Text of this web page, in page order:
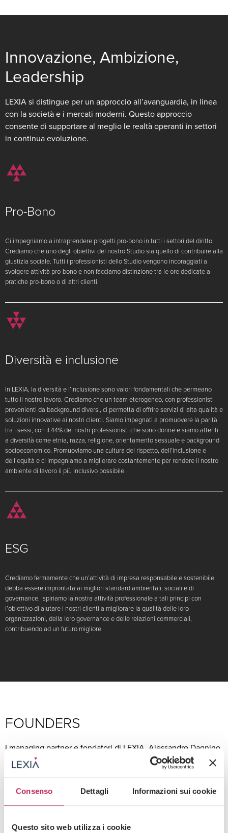
Consenso Dettagli Informazioni sui cookie
Questo sito web utilizza i cookie
Innovazione, Ambizione,
Leadership
LEXIA si distingue per un approccio all’avanguardia, in linea
con la società e i mercati moderni. Questo approccio
consente di supportare al meglio le realtà operanti in settori
in continua evoluzione.
Pro-Bono
Ci impegniamo a intraprendere progetti pro-bono in tutti i settori del diritto.
Crediamo che uno degli obiettivi del nostro Studio sia quello di contribuire alla
giustizia sociale. Tutti i professionisti dello Studio vengono incoraggiati a
svolgere attività pro-bono e non facciamo distinzione tra le ore dedicate a
pratiche pro-bono o di altri clienti.
Diversità e inclusione
In LEXIA, la diversità e l’inclusione sono valori fondamentali che permeano
tutto il nostro lavoro. Crediamo che un team eterogeneo, con professionisti
provenienti da background diversi, ci permetta di offrire servizi di alta qualità e
soluzioni innovative ai nostri clienti. Siamo impegnati a promuovere la parità
tra i sessi, con il 44% dei nostri professionisti che sono donne e siamo attenti
a diversità come etnia, razza, religione, orientamento sessuale e background
socioeconomico. Promuoviamo una cultura del rispetto, dell’inclusione e
dell’equità e ci impegniamo a migliorare costantemente per rendere il nostro
ambiente di lavoro il più inclusivo possibile.
ESG
Crediamo fermamente che un’attività di impresa responsabile e sostenibile
debba essere improntata ai migliori standard ambientali, sociali e di
governance. Ispiriamo la nostra attività professionale a tali principi con
l’obiettivo di aiutare i nostri clienti a migliorare la qualità delle loro
organizzazioni, della loro governance e delle relazioni commerciali,
contribuendo ad un futuro migliore.
FOUNDERS
I managing partner e fondatori di LEXIA, Alessandro Dagnino
e Francesco Dagnino, guidano con competenza ed
esperienza le aree specializzate, rispettivamente, in Diritto
Services. Lo Studio e i suoi soci possiedono un track record
di soluzioni creative e innovative che hanno lasciato